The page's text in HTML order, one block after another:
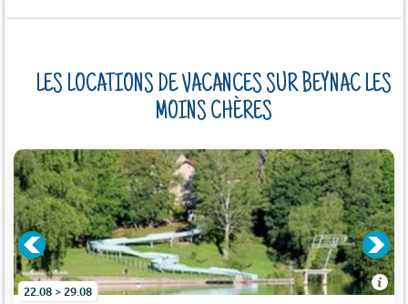
LES LOCATIONS DE VACANCES SUR BEYNAC LES
MOINS CHÈRES
14 KM)
22.08 > 29.08